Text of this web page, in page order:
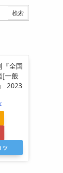
『全国
[一般
2023